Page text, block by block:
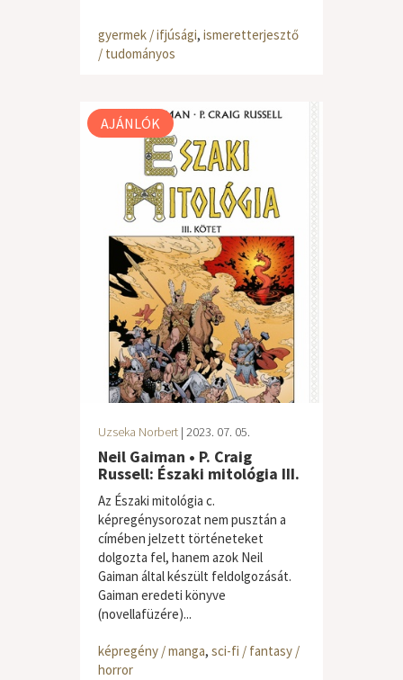
gyermek / ifjúsági, ismeretterjesztő
/ tudományos
AJÁNLÓK
Uzseka Norbert | 2023. 07. 05.
Neil Gaiman • P. Craig
Russell: Északi mitológia III.
Az Északi mitológia c.
képregénysorozat nem pusztán a
címében jelzett történeteket
dolgozta fel, hanem azok Neil
Gaiman által készült feldolgozását.
Gaiman eredeti könyve
(novellafüzére)...
képregény / manga, sci-fi / fantasy /
horror